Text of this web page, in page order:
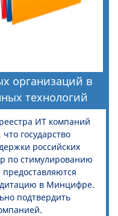
организаций в
технологий
ИТ компаний
государство
российских
по стимулированию
в Минцифре.
подтвердить